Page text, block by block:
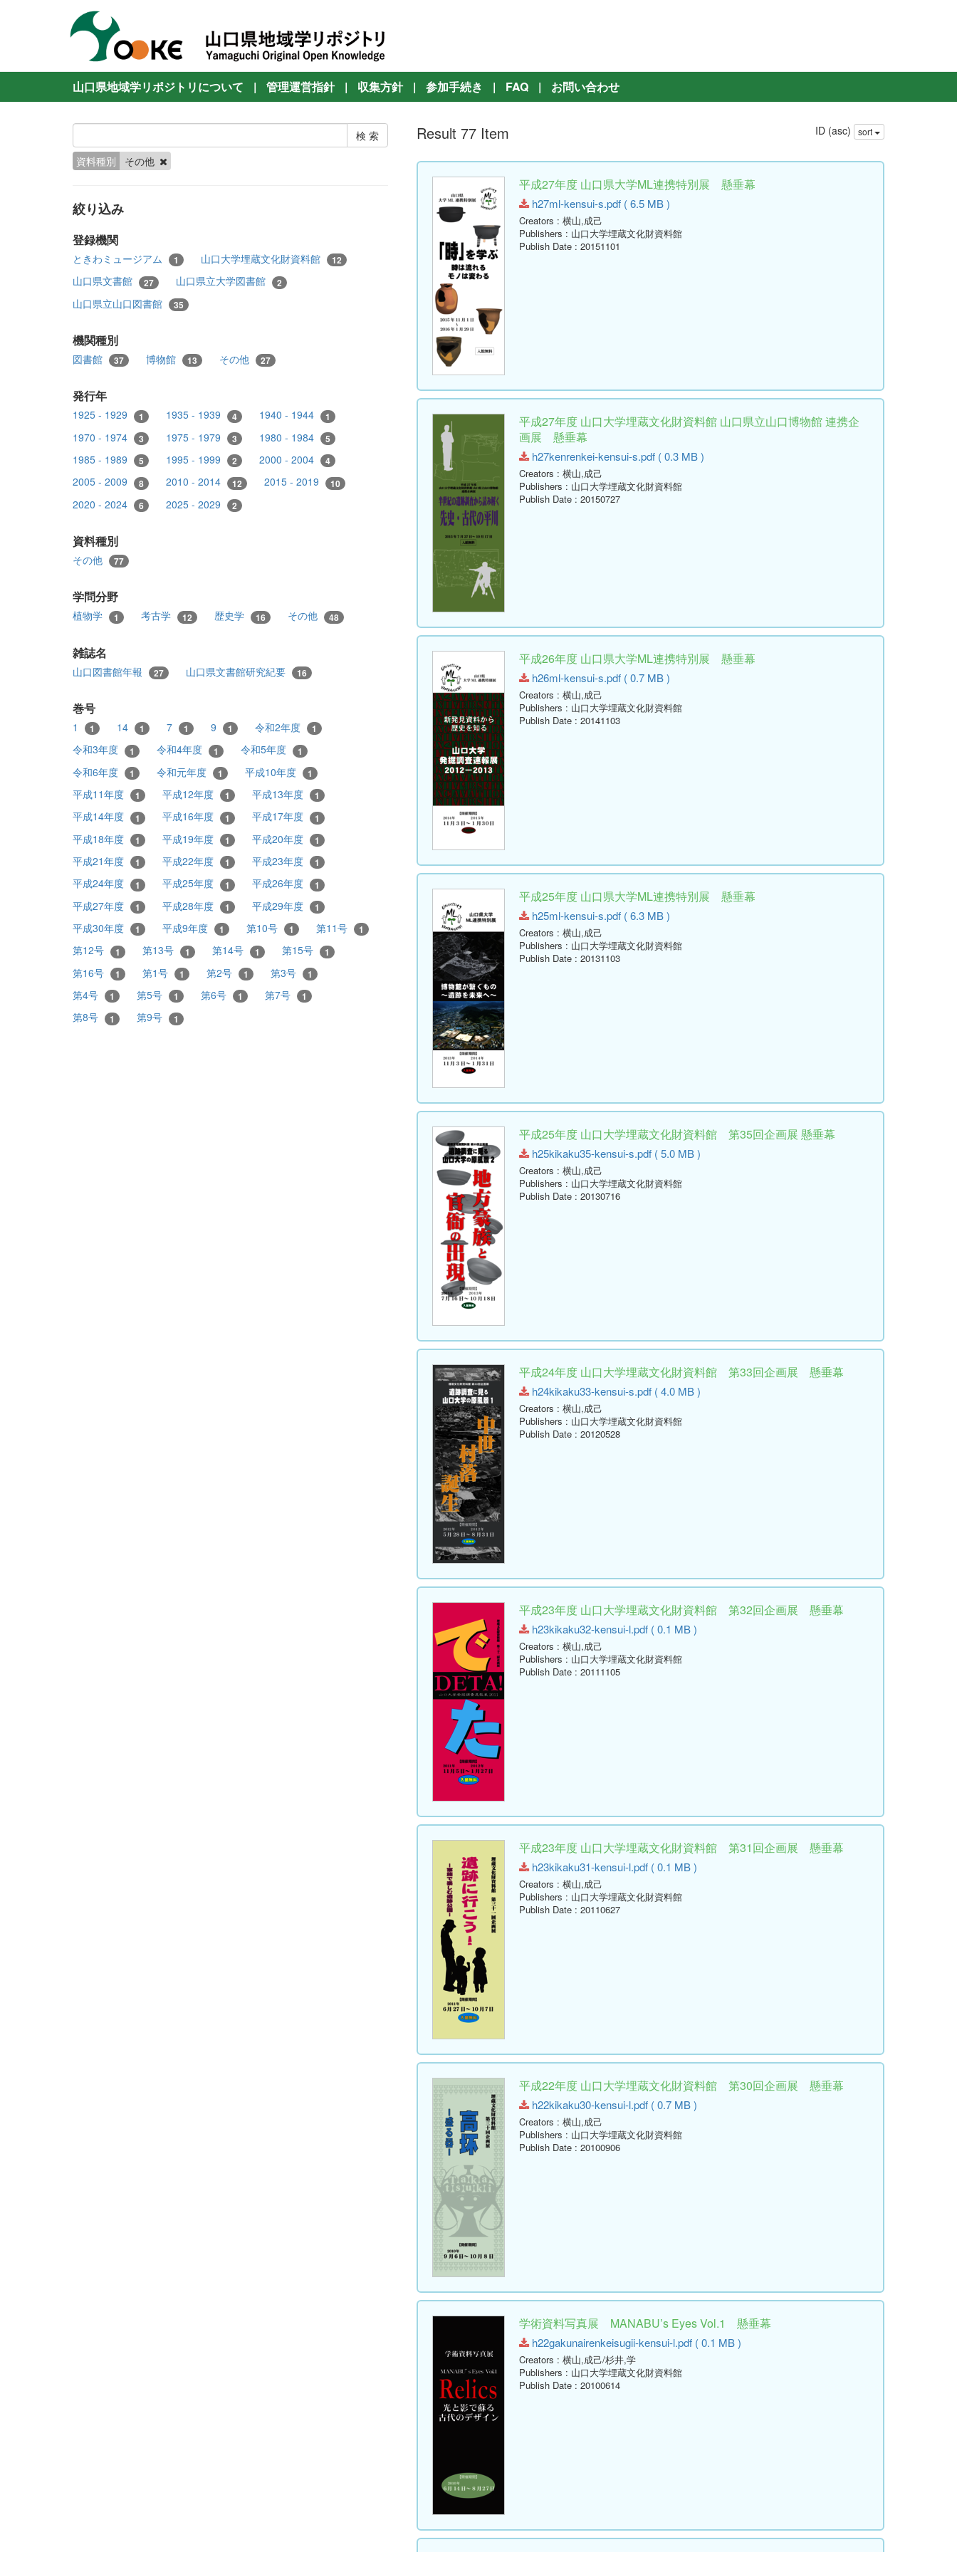
山口県地域学リポジトリについて | 管理運営指針 | 収集方針 | 参加手続き | FAQ | お問い合わせ
資料種別 その他
絞り込み
登録機関
ときわミュージアム 1 山口大学埋蔵文化財資料館 12
山口県文書館 27 山口県立大学図書館 2
山口県立山口図書館 35
機関種別
図書館 37 博物館 13 その他 27
発行年
1925 - 1929 1 1935 - 1939 4 1940 - 1944 1
1970 - 1974 3 1975 - 1979 3 1980 - 1984 5
1985 - 1989 5 1995 - 1999 2 2000 - 2004 4
2005 - 2009 8 2010 - 2014 12 2015 - 2019 10
2020 - 2024 6 2025 - 2029 2
資料種別
その他 77
学問分野
植物学 1 考古学 12 歴史学 16 その他 48
雑誌名
山口図書館年報 27 山口県文書館研究紀要 16
巻号
1 1 14 1 7 1 9 1 令和2年度 1
令和3年度 1 令和4年度 1 令和5年度 1
令和6年度 1 令和元年度 1 平成10年度 1
平成11年度 1 平成12年度 1 平成13年度 1
平成14年度 1 平成16年度 1 平成17年度 1
平成18年度 1 平成19年度 1 平成20年度 1
平成21年度 1 平成22年度 1 平成23年度 1
平成24年度 1 平成25年度 1 平成26年度 1
平成27年度 1 平成28年度 1 平成29年度 1
平成30年度 1 平成9年度 1 第10号 1 第11号 1
第12号 1 第13号 1 第14号 1 第15号 1
第16号 1 第1号 1 第2号 1 第3号 1
第4号 1 第5号 1 第6号 1 第7号 1
第8号 1 第9号 1
Result 77 Item ID (asc) sort
平成27年度 山口県大学ML連携特別展 懸垂幕
h27ml-kensui-s.pdf ( 6.5 MB )
Creators : 横山,成己
Publishers : 山口大学埋蔵文化財資料館
Publish Date : 20151101
平成27年度 山口大学埋蔵文化財資料館 山口県立山口博物館 連携企
画展 懸垂幕
h27kenrenkei-kensui-s.pdf ( 0.3 MB )
Creators : 横山,成己
Publishers : 山口大学埋蔵文化財資料館
Publish Date : 20150727
平成26年度 山口県大学ML連携特別展 懸垂幕
h26ml-kensui-s.pdf ( 0.7 MB )
Creators : 横山,成己
Publishers : 山口大学埋蔵文化財資料館
Publish Date : 20141103
平成25年度 山口県大学ML連携特別展 懸垂幕
h25ml-kensui-s.pdf ( 6.3 MB )
Creators : 横山,成己
Publishers : 山口大学埋蔵文化財資料館
Publish Date : 20131103
平成25年度 山口大学埋蔵文化財資料館 第35回企画展 懸垂幕
h25kikaku35-kensui-s.pdf ( 5.0 MB )
Creators : 横山,成己
Publishers : 山口大学埋蔵文化財資料館
Publish Date : 20130716
平成24年度 山口大学埋蔵文化財資料館 第33回企画展 懸垂幕
h24kikaku33-kensui-s.pdf ( 4.0 MB )
Creators : 横山,成己
Publishers : 山口大学埋蔵文化財資料館
Publish Date : 20120528
平成23年度 山口大学埋蔵文化財資料館 第32回企画展 懸垂幕
h23kikaku32-kensui-l.pdf ( 0.1 MB )
Creators : 横山,成己
Publishers : 山口大学埋蔵文化財資料館
Publish Date : 20111105
平成23年度 山口大学埋蔵文化財資料館 第31回企画展 懸垂幕
h23kikaku31-kensui-l.pdf ( 0.1 MB )
Creators : 横山,成己
Publishers : 山口大学埋蔵文化財資料館
Publish Date : 20110627
平成22年度 山口大学埋蔵文化財資料館 第30回企画展 懸垂幕
h22kikaku30-kensui-l.pdf ( 0.7 MB )
Creators : 横山,成己
Publishers : 山口大学埋蔵文化財資料館
Publish Date : 20100906
学術資料写真展 MANABU’s Eyes Vol.1 懸垂幕
h22gakunairenkeisugii-kensui-l.pdf ( 0.1 MB )
Creators : 横山,成己/杉井,学
Publishers : 山口大学埋蔵文化財資料館
Publish Date : 20100614